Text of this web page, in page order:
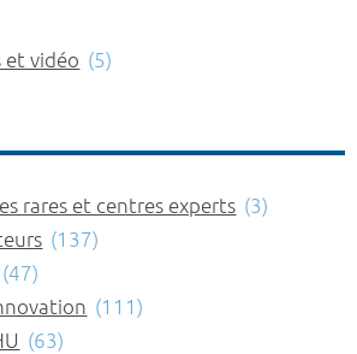
et vidéo (5)
rares et centres experts (3)
(137)
(47)
(111)
(63)